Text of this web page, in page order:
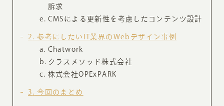
訴求
CMSによる更新性を考慮したコンテンツ設計
2
参考にしたいIT業界のWebデザイン事例
Chatwork
クラスメソッド株式会社
株式会社OPExPARK
3 今回のまとめ